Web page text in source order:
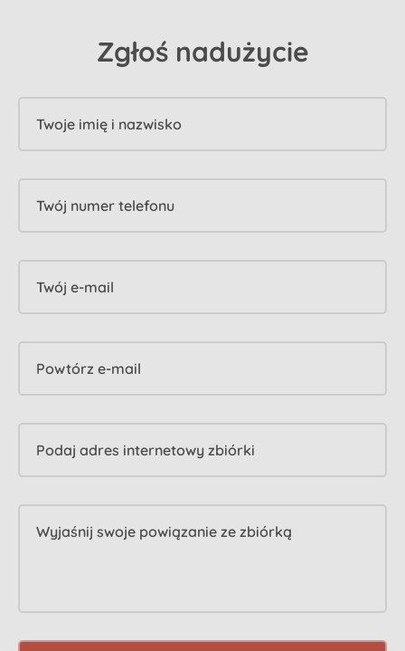
Zgłoś nadużycie
Twoje imię i nazwisko
Twój numer telefonu
Twój e-mail
Powtórz e-mail
Podaj adres internetowy zbiórki
Wyjaśnij swoje powiązanie ze zbiórką